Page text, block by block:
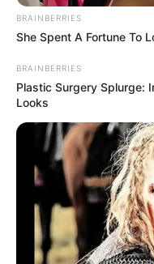
BRAINBERRIES
She Spent A Fortune To
BRAINBERRIES
Plastic Surgery Splurge:
Looks